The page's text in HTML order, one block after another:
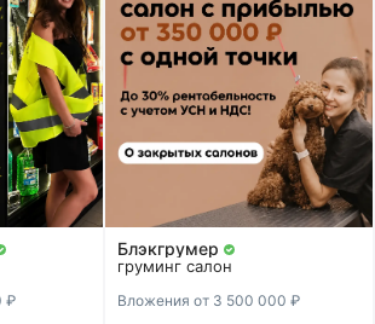
₽
Блэкгрумер
груминг салон
Вложения от 3 500 000 ₽